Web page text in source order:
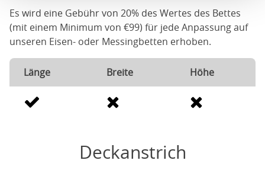
Es wird eine Gebühr von 20% des Wertes des Bettes
(mit einem Minimum von €99) für jede Anpassung auf
unseren Eisen- oder Messingbetten erhoben.
Länge Breite Höhe
Deckanstrich